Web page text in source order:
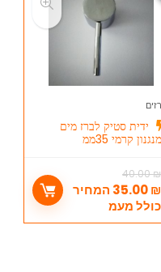
ידית סטיק לברז מים
קרמי 35ממ
40.00₪
35.00₪
המחיר
כולל מעמ